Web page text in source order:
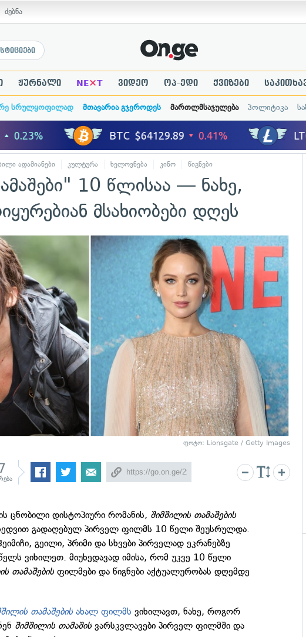
ძებნა
ჟურნალი NE×T ვიდეო ოპ-ედი ქვიზები
სრულყოფილად მთავარია გჯეროდეს მართლმსაჯულება პოლიტიკა
ადამიანები კულტურა ხელოვნება კინო წიგნები
10 წლისაა — ნახე,
მსახიობები დღეს
ფოტო: Lionsgate / Getty Images
ცნობილი დისტოპიური რომანის, შიმშილის თამაშების
გადაღებულ პირველ ფილმს 10 წელი შეუსრულდა.
გეილი, პრიმი და სხვები პირველად ეკრანებზე
ვიხილეთ. მიუხედავად იმისა, რომ უკვე 10 წელი
თამაშებისფილმები და წიგნები აქტუალურობას დღემდე
თამაშების ახალ ფილმს ვიხილავთ, ნახე, როგორ
შიმშილის თამაშისვარსკვლავები პირველ ფილმში და